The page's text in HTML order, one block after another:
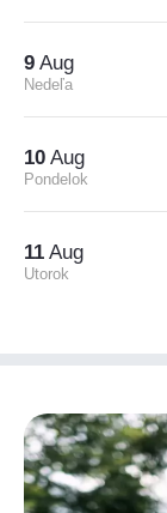
9 Aug
Nedeľa
10 Aug
Pondelok
11 Aug
Utorok